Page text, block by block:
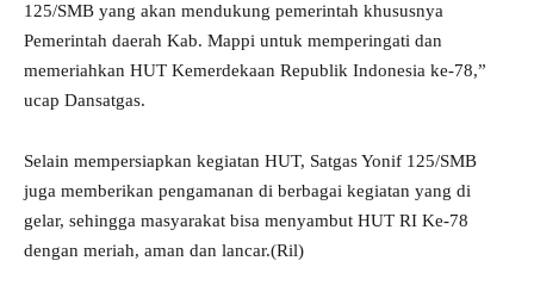
125/SMB yang akan mendukung pemerintah khususnya
Pemerintah daerah Kab. Mappi untuk memperingati dan
memeriahkan HUT Kemerdekaan Republik Indonesia ke-78,”
ucap Dansatgas.
Selain mempersiapkan kegiatan HUT, Satgas Yonif 125/SMB
juga memberikan pengamanan di berbagai kegiatan yang di
gelar, sehingga masyarakat bisa menyambut HUT RI Ke-78
dengan meriah, aman dan lancar.(Ril)